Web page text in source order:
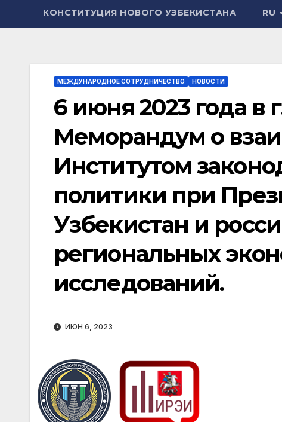
КОНСТИТУЦИЯ НОВОГО УЗБЕКИСТАНА RU
МЕЖДУНАРОДНОЕ СОТРУДНИЧЕСТВО НОВОСТИ
6 июня 2023 года в
Меморандум о
Институтом
политики при
Узбекистан и
региональных
исследований.
ИЮН 6, 2023